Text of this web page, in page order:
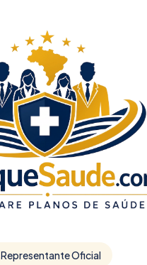
Representante Oficial